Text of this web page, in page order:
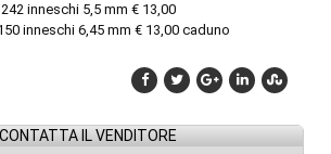
inneschi 5,5 mm € 13,00
inneschi 6,45 mm € 13,00 caduno
CONTATTA IL VENDITORE